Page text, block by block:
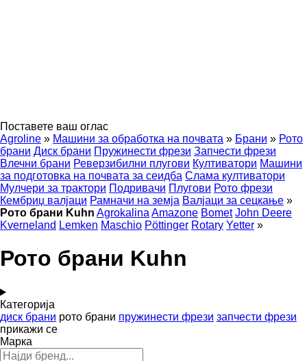
Поставете ваш оглас
Agroline » Машини за обработка на почвата » Брани » Рото
брани Диск брани Пружинести фрези Запчести фрези
Влечни брани Реверзибилни плугови Култиватори Машини
за подготовка на почвата за сеидба Слама култиватори
Мулчери за трактори Подривачи Плугови Рото фрези
Кембриџ валјаци Рамначи на земја Валјаци за сецкање »
Рото брани Kuhn Agrokalina Amazone Bomet John Deere
Kverneland Lemken Maschio Pöttinger Rotary Yetter »
Рото брани Kuhn
Категорија
диск брани рото брани пружинести фрези запчести фрези
прикажи се
Марка